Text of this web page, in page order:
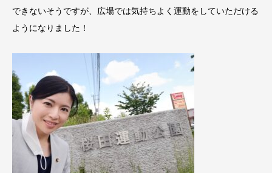
できないそうですが、広場では気持ちよく運動をしていただける
ようになりました！